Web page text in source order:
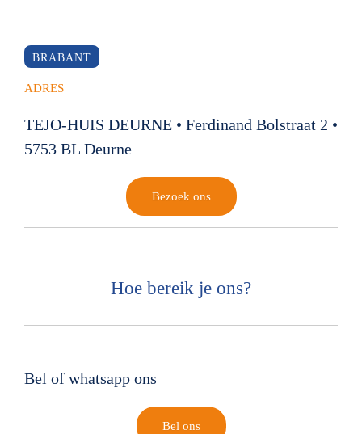
BRABANT
ADRES
TEJO-HUIS DEURNE • Ferdinand Bolstraat 2 •
5753 BL Deurne
Bezoek ons
Hoe bereik je ons?
Bel of whatsapp ons
Bel ons